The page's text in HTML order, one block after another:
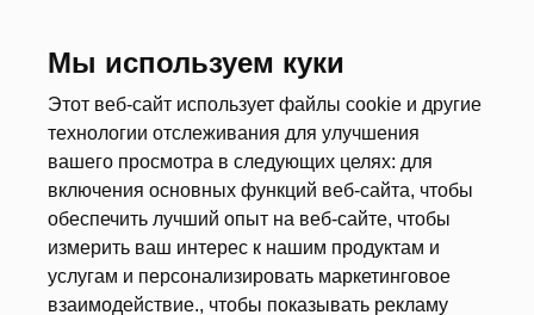
Мы используем куки
Этот веб-сайт использует файлы cookie и другие
технологии отслеживания для улучшения
вашего просмотра в следующих целях: для
включения основных функций веб-сайта, чтобы
обеспечить лучший опыт на веб-сайте, чтобы
измерить ваш интерес к нашим продуктам и
услугам и персонализировать маркетинговое
взаимодействие., чтобы показывать рекламу
Інші новини
Анкета
Калькулятор дат
Документи